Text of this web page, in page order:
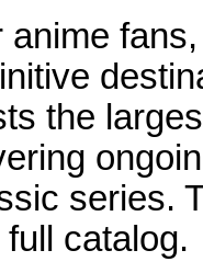
anime
the
series.
full catalog.